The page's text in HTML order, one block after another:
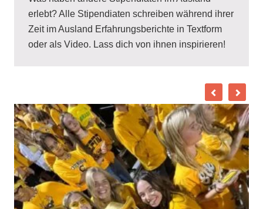
erlebt? Alle Stipendiaten schreiben während ihrer
Zeit im Ausland Erfahrungsberichte in Textform
oder als Video. Lass dich von ihnen inspirieren!